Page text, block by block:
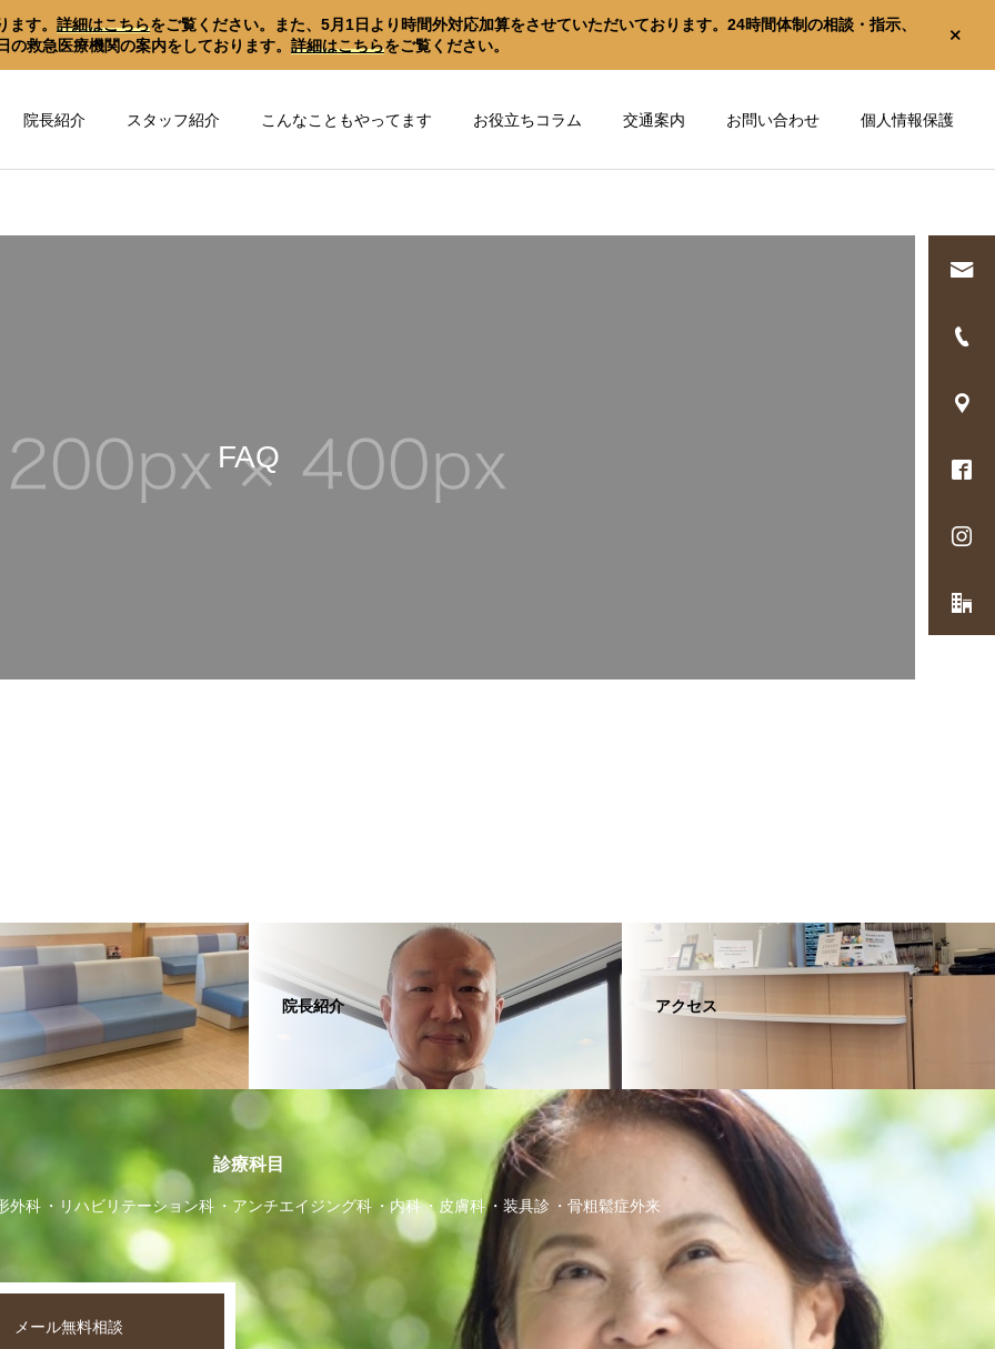
す。 詳細はこちらをご覧ください。また、5月1日より時間外対応加算をさせていただいております。24時間体制の相談・指示、
の救急医療機関の案内をしております。 詳細はこちらをご覧ください。
院長紹介 スタッフ紹介 こんなこともやってます お役立ちコラム 交通案内 お問い合わせ 個人情報保護
いて
FAQ
院長紹介 アクセス
診療科目
外科 リハビリテーション科 アンチエイジング科 内科 皮膚科 装具診 骨粗鬆症外来
メール無料相談